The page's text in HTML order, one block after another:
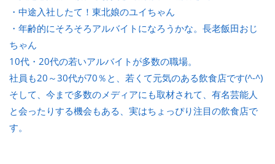
・中途入社したて！東北娘のユイちゃん
・年齢的にそろそろアルバイトになろうかな。長老飯田おじ
ちゃん
10代・20代の若いアルバイトが多数の職場。
社員も20～30代が70％と、若くて元気のある飲食店です(^-^)
そして、今まで多数のメディアにも取材されて、有名芸能人
と会ったりする機会もある、実はちょっぴり注目の飲食店で
す。